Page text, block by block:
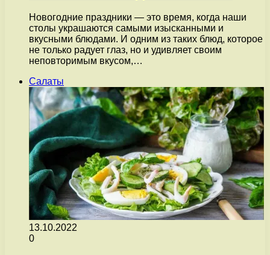
Новогодние праздники — это время, когда наши
столы украшаются самыми изысканными и
вкусными блюдами. И одним из таких блюд, которое
не только радует глаз, но и удивляет своим
неповторимым вкусом,…
Салаты
13.10.2022
0